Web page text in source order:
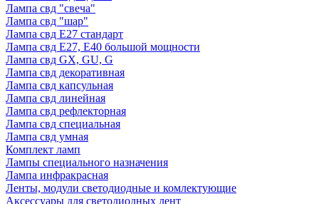
Лампа свд "свеча"
Лампа свд "шар"
Лампа свд E27 стандарт
Лампа свд E27, Е40 большой мощности
Лампа свд GX, GU, G
Лампа свд декоративная
Лампа свд капсульная
Лампа свд линейная
Лампа свд рефлекторная
Лампа свд специальная
Лампа свд умная
Комплект ламп
Лампы специального назначения
Лампа инфракрасная
Ленты, модули светодиодные и комлектующие
Аксессуары для светодиодных лент